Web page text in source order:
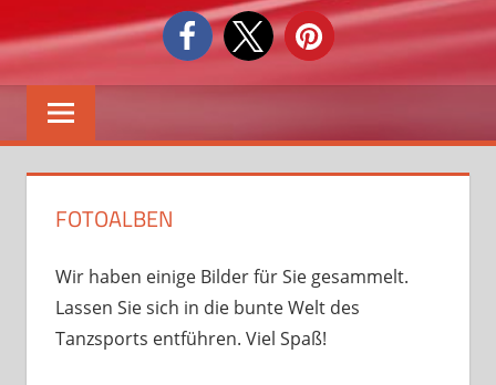
FOTOALBEN
Wir haben einige Bilder für Sie gesammelt.
Lassen Sie sich in die bunte Welt des
Tanzsports entführen. Viel Spaß!